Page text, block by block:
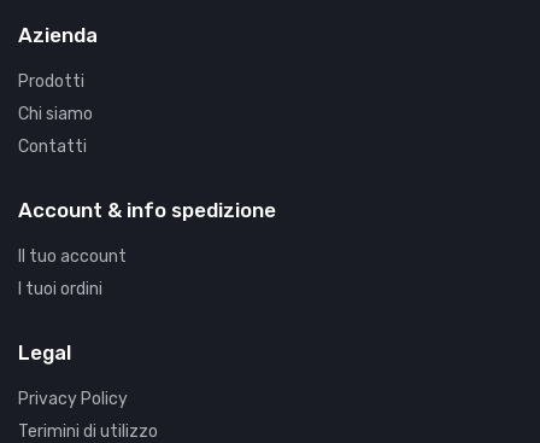
Azienda
Prodotti
Chi siamo
Contatti
Account & info spedizione
Il tuo account
I tuoi ordini
Legal
Privacy Policy
Terimini di utilizzo